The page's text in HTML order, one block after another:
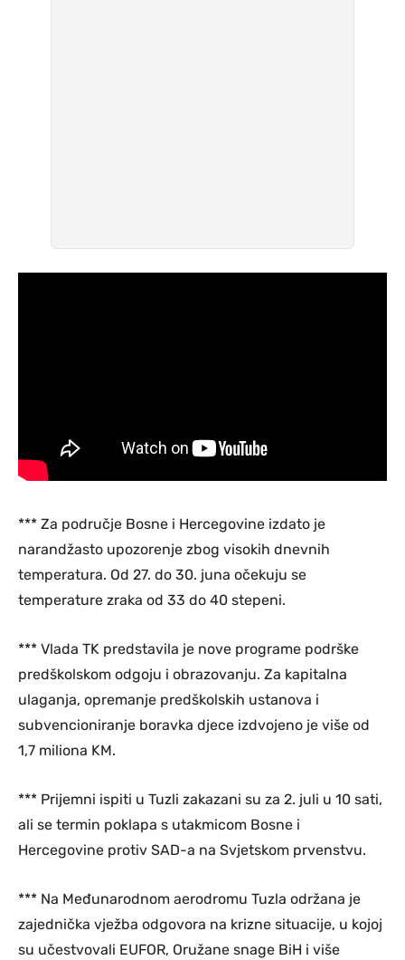
*** Za područje Bosne i Hercegovine izdato je
narandžasto upozorenje zbog visokih dnevnih
temperatura. Od 27. do 30. juna očekuju se
temperature zraka od 33 do 40 stepeni.
*** Vlada TK predstavila je nove programe podrške
predškolskom odgoju i obrazovanju. Za kapitalna
ulaganja, opremanje predškolskih ustanova i
subvencioniranje boravka djece izdvojeno je više od
1,7 miliona KM.
*** Prijemni ispiti u Tuzli zakazani su za 2. juli u 10 sati,
ali se termin poklapa s utakmicom Bosne i
Hercegovine protiv SAD-a na Svjetskom prvenstvu.
*** Na Međunarodnom aerodromu Tuzla održana je
zajednička vježba odgovora na krizne situacije, u kojoj
su učestvovali EUFOR, Oružane snage BiH i više